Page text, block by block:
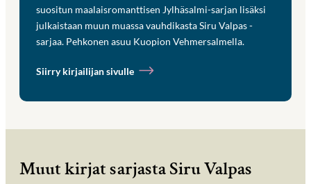
suositun maalaisromanttisen Jylhäsalmi-sarjan lisäksi
julkaistaan muun muassa vauhdikasta Siru Valpas -
sarjaa. Pehkonen asuu Kuopion Vehmersalmella.
Siirry kirjailijan sivulle
Muut kirjat sarjasta Siru Valpas